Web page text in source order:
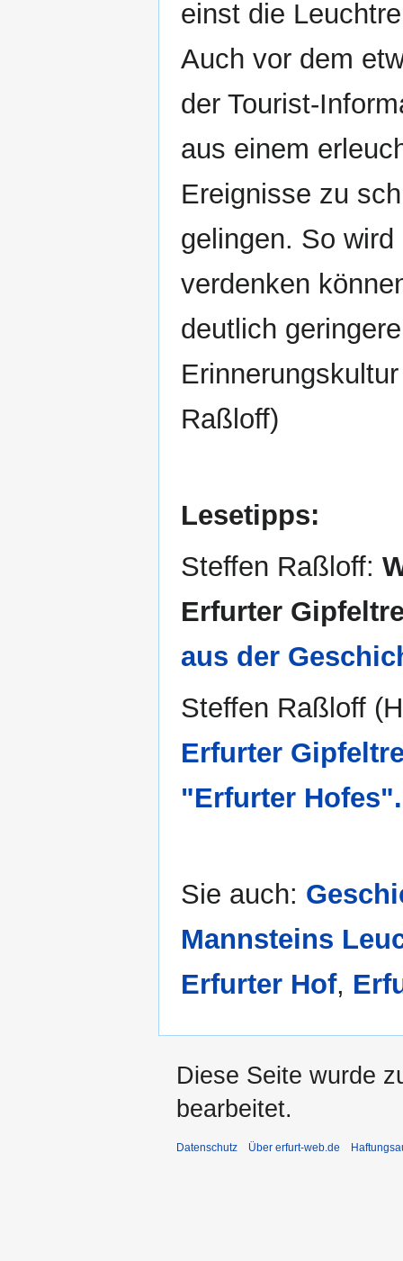
einst die
Auch vor dem
der Tourist-
aus einem
Ereignisse zu
gelingen. So
verdenken
deutlich
Raßloff)
Lesetipps:
Steffen Raßloff:
Erfurter
aus der
Steffen Raßloff
Erfurter
"Erfurter Hofes".
Sie auch:
Mannsteins
Erfurter Hof,
Diese Seite wurde
bearbeitet.
Datenschutz Über erfurt-web.de